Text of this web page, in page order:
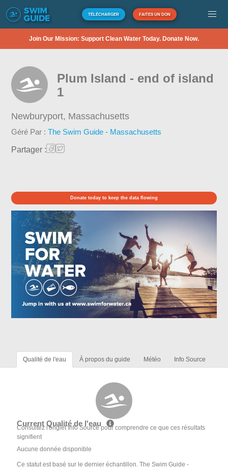
TÉLÉCHARGER FAITES UN DON
Join Our Mission: Support Clean Water Today. Donate Now.
Plum Island - end of island
1
Newburyport, Massachusetts
Géré Par :The Swim Guide - Massachusetts
Partager :
Donate today to keep the data flowing
Qualité de l'eau À propos du guide Météo Info Source
Current Qualité de l'eau
Consultez l'onglet Info Source pour comprendre ce que ces résultats
signifient
Aucune donnée disponible
Ce statut est basé sur le dernier échantillon. The Swim Guide -